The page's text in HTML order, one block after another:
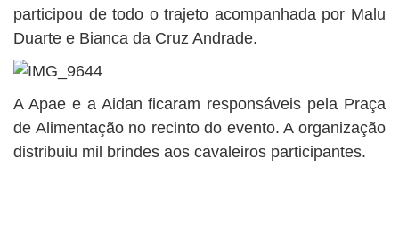
participou de todo o trajeto acompanhada por Malu
Duarte e Bianca da Cruz Andrade.
A Apae e a Aidan ficaram responsáveis pela Praça
de Alimentação no recinto do evento. A organização
distribuiu mil brindes aos cavaleiros participantes.